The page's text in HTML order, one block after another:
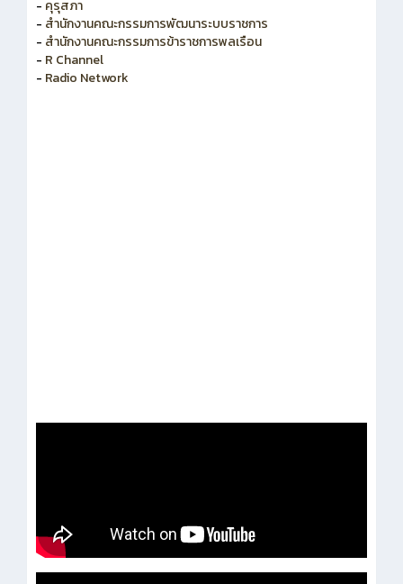
- สำนักงาน ก.ค.ศ.
- คุรุสภา
- สำนักงานคณะกรรมการพัฒนาระบบราชการ
- สำนักงานคณะกรรมการข้าราชการพลเรือน
- R Channel